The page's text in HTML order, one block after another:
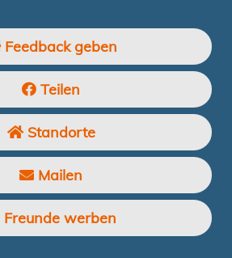
Feedback geben
Teilen
Standorte
Mailen
Freunde werben